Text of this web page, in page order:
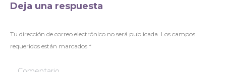
Deja una respuesta
Tu dirección de correo electrónico no será publicada. Los campos
requeridos están marcados *
Comentario